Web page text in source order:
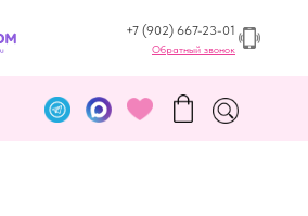
+7 (902) 667-23-01
Обратный звонок